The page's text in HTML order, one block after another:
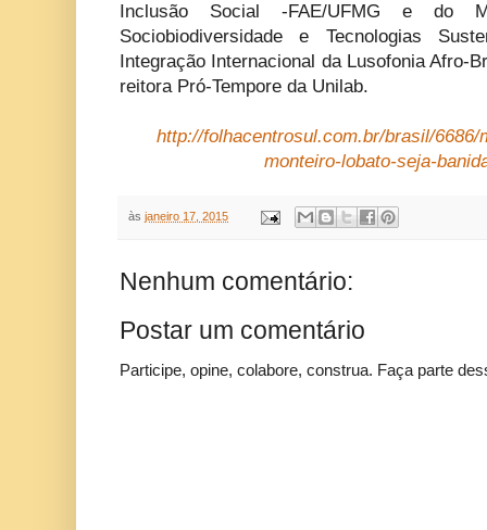
Inclusão Social -FAE/UFMG e do
Sociobiodiversidade e Tecnologias
Integração Internacional da Lusofonia Afro-
reitora Pró-Tempore da Unilab.
http://folhacentrosul.com.br/brasil/6686/
monteiro-lobato-seja-
às janeiro 17, 2015
Nenhum comentário:
Postar um comentário
Participe, opine, colabore, construa. Faça parte